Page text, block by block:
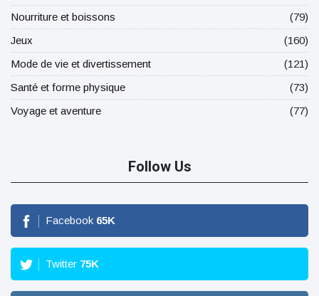
Nourriture et boissons
(79)
Jeux
(160)
Mode de vie et divertissement
(121)
Santé et forme physique
(73)
Voyage et aventure
(77)
Follow Us
Facebook 65K
Twitter 75K